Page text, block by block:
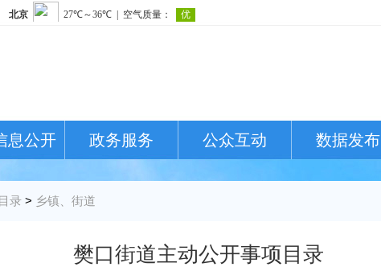
息公开 政务服务 公众互动 数据发布
录 > 乡镇、街道
樊口街道主动公开事项目录